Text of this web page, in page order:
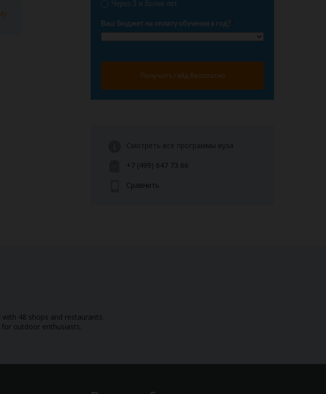
Через 3 и более лет
Ваш бюджет на оплату обучения в год?*
Получить гайд бесплатно
Смотреть все программы вуза
+7 (499) 647 73 66
Сравнить
48 shops and restaurants.
outdoor enthusiasts.